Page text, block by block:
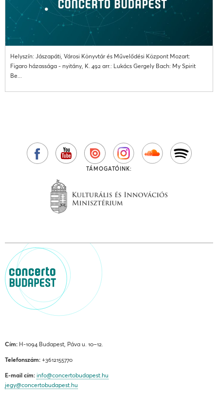
Helyszín: Jászapáti, Városi Könyvtár és Művelődési Központ Mozart:
Figaro házassága - nyitány, K. 492 arr.: Lukács Gergely Bach: My Spirit
Be...
TÁMOGATÓINK:
Cím: H-1094 Budapest, Páva u. 10–12.
Telefonszám: +3612155770
E-mail cím: info@concertobudapest.hu
jegy@concertobudapest.hu